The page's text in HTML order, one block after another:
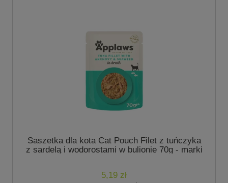
Saszetka dla kota Cat Pouch Filet z tuńczyka
z sardelą i wodorostami w bulionie 70g - marki
5,19 zł